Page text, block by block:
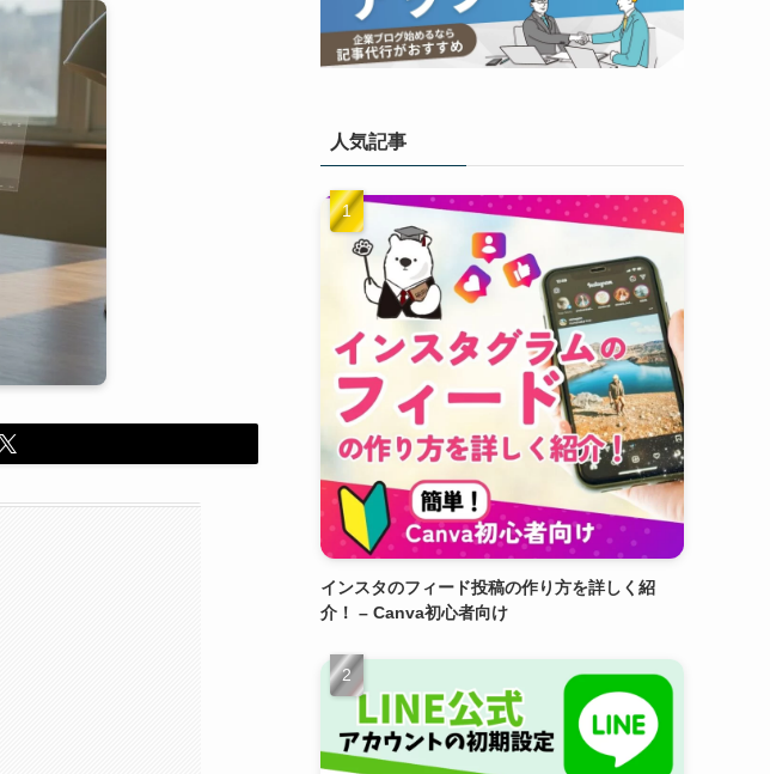
人気記事
インスタのフィード投稿の作り方を詳しく紹
介！ – Canva初心者向け